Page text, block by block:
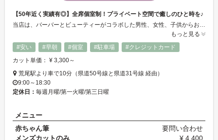
【50年近く実績有◎】全席個室制！プライベート空間で癒しのひと時を♪
もっと見る
#安い
#早朝 #個室 #駐車場
#クレジットカード
カット単価： ¥ 3,300～
荒尾駅より車で10分（県道50号線と県道31号線 経由）
9:00～18:30
定休日： 毎週月曜/第一火曜/第三日曜
メニュー
赤ちゃん筆
要問い合わせ
メンズカットのみ
¥ 4,400